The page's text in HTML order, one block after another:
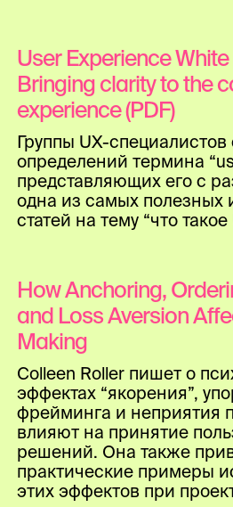
User Experience
Bringing clarity to the
experience (PDF)
Группы UX-
определений термина
представляющих его с
одна из самых полезных
статей на тему “что такое
How Anchoring,
and Loss Aversion
Making
Colleen Roller пишет о
эффектах “якорения”,
фрейминга и неприятия
влияют на принятие
решений. Она также
практические примеры
этих эффектов при